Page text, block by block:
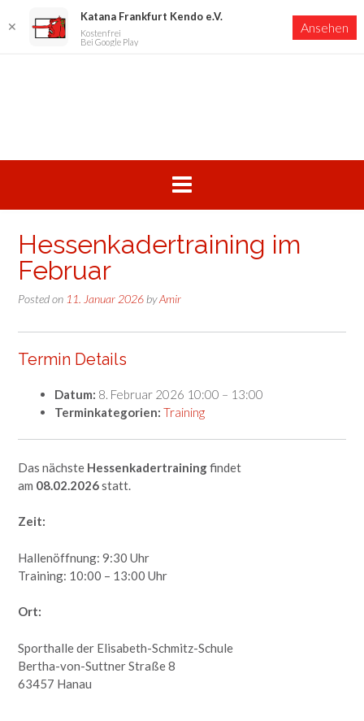
Hessenkadertraining im
Februar
Posted on 11. Januar 2026 byAmir
Termin Details
Datum: 8. Februar 2026 10:00 – 13:00
Terminkategorien: Training
Das nächste Hessenkadertrainingfindet
am 08.02.2026statt.
Zeit:
Hallenöffnung: 9:30 Uhr
Training: 10:00 – 13:00 Uhr
Ort:
Sporthalle der Elisabeth-Schmitz-Schule
Bertha-von-Suttner Straße 8
63457 Hanau
✕
Katana Frankfurt Kendo e.V.
Kostenfrei
Bei Google Play
Ansehen